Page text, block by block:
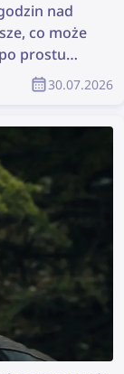
nad
co może
prostu
a autor
30.07.2026